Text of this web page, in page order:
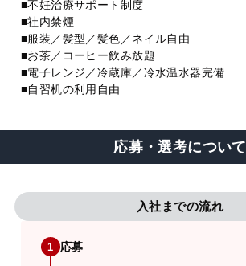
■不妊治療サポート制度
■社内禁煙
■服装／髪型／髪色／ネイル自由
■お茶／コーヒー飲み放題
■電子レンジ／冷蔵庫／冷水温水器完備
■自習机の利用自由
応募・選考について
入社までの流れ
1 応募